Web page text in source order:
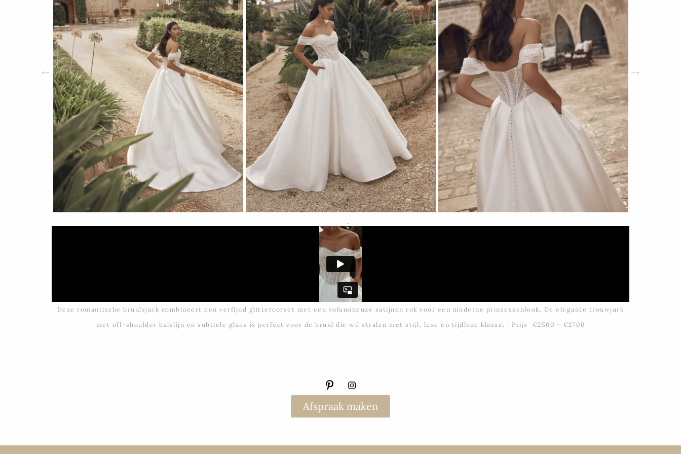
Deze romantische bruidsjurk combineert een verfijnd glittercorset met een volumineuze satijnen rok voor een moderne prinsessenlook. De elegante trouwjurk
met off-shoulder halslijn en subtiele glans is perfect voor de bruid die wil stralen met stijl, luxe en tijdloze klasse. | Prijs €2500 – €2700
Afspraak maken